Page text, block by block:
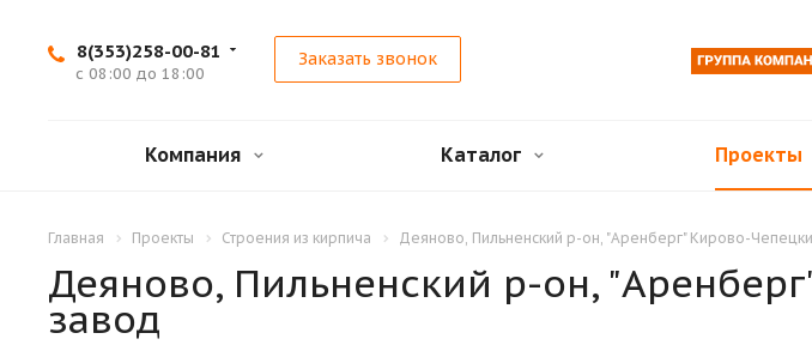
8(353)258-00-81
с 08:00 до 18:00
Заказать звонок
Компания Каталог Проекты
Главная Проекты Строения из кирпича Деяново, Пильненский р-он, "Аренберг" Кирово-
Деяново, Пильненский р-он,
завод